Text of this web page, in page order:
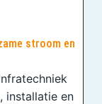
stroom en
installatie en